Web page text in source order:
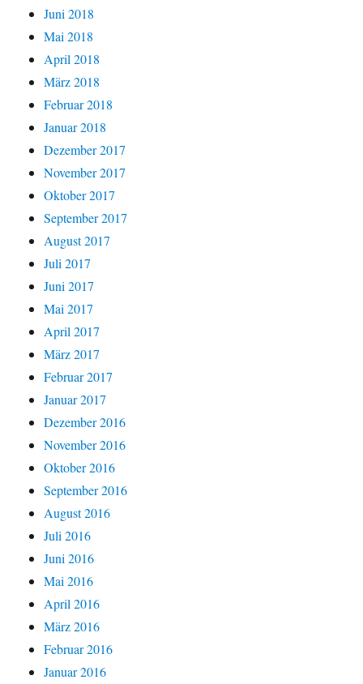
Juni 2018
Mai 2018
April 2018
März 2018
Februar 2018
Januar 2018
Dezember 2017
November 2017
Oktober 2017
September 2017
August 2017
Juli 2017
Juni 2017
Mai 2017
April 2017
März 2017
Februar 2017
Januar 2017
Dezember 2016
November 2016
Oktober 2016
September 2016
August 2016
Juli 2016
Juni 2016
Mai 2016
April 2016
März 2016
Februar 2016
Januar 2016